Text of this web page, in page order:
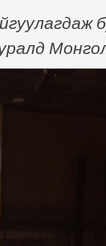
Байнгын
нарийн